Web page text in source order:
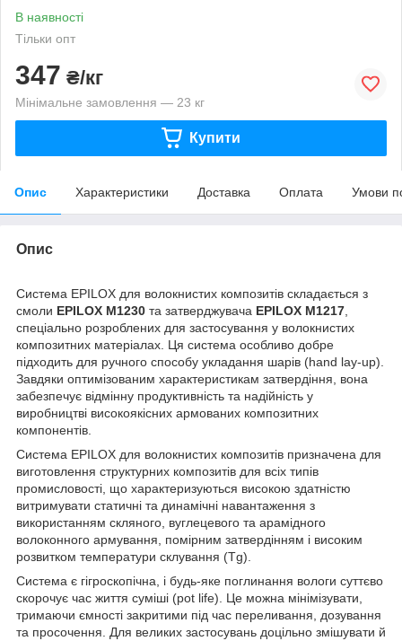
В наявності
Тільки опт
347 ₴/кг
Мінімальне замовлення — 23 кг
Купити
Опис Характеристики Доставка Оплата Умови
Опис
Система EPILOX для волокнистих композитів складається з
смоли EPILOX M1230 та затверджувача EPILOX M1217,
спеціально розроблених для застосування у волокнистих
композитних матеріалах. Ця система особливо добре
підходить для ручного способу укладання шарів (hand lay-up).
Завдяки оптимізованим характеристикам затвердіння, вона
забезпечує відмінну продуктивність та надійність у
виробництві високоякісних армованих композитних
компонентів.
Система EPILOX для волокнистих композитів призначена для
виготовлення структурних композитів для всіх типів
промисловості, що характеризуються високою здатністю
витримувати статичні та динамічні навантаження з
використанням скляного, вуглецевого та арамідного
волоконного армування, помірним затвердінням і високим
розвитком температури склування (Tg).
Система є гігроскопічна, і будь-яке поглинання вологи суттєво
скорочує час життя суміші (pot life). Це можна мінімізувати,
тримаючи ємності закритими під час переливання, дозування
та просочення. Для великих застосувань доцільно змішувати й